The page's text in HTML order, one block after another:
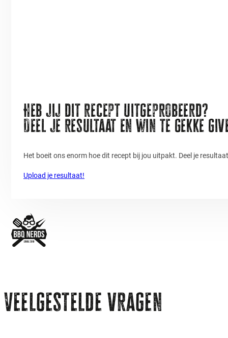
Heb jij dit recept uitgeprobeerd?
Deel je resultaat en win te gekke
Het boeit ons enorm hoe dit recept bij jou uitpakt. Deel je
Upload je resultaat!
Veelgestelde vragen